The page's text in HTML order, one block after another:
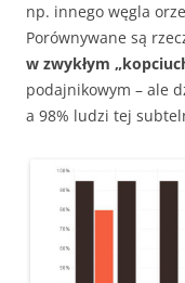
np. innego węgla
Porównywane są
w zwykłym
podajnikowym – ale
a 98% ludzi tej